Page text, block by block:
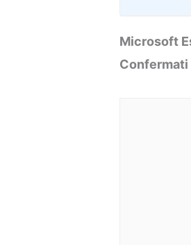
Microsoft